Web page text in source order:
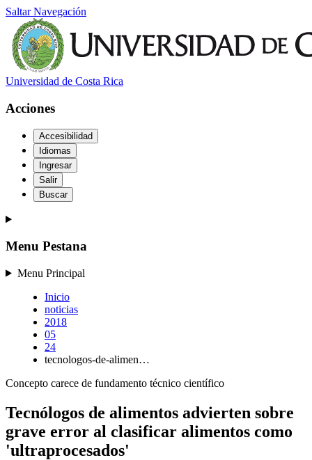
Saltar Navegación
Universidad de Costa Rica
Acciones
Accesibilidad
Idiomas
Ingresar
Salir
Buscar
Menu Pestana
Menu Principal
Inicio
noticias
2018
05
24
tecnologos-de-alimen…
Concepto carece de fundamento técnico científico
Tecnólogos de alimentos advierten sobre
grave error al clasificar alimentos como
'ultraprocesados'